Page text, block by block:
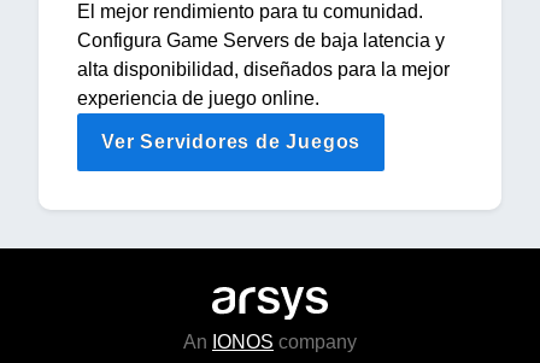
El mejor rendimiento para tu comunidad.
Configura Game Servers de baja latencia y
alta disponibilidad, diseñados para la mejor
experiencia de juego online.
Ver Servidores de Juegos
An IONOS company